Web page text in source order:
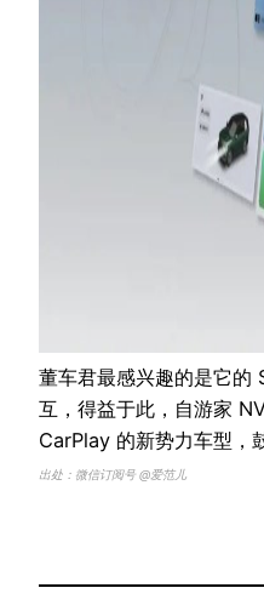
董车君最感兴趣的是它
互，得益于此，自游家
CarPlay 的新势力车型，
出处：微信订阅号 @爱范儿